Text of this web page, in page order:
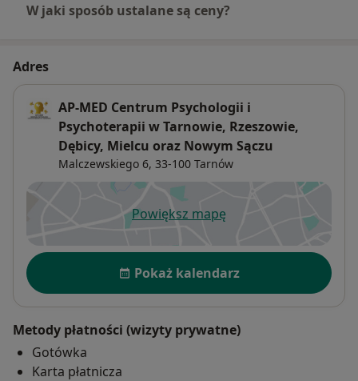
W jaki sposób ustalane są ceny?
Adres
AP-MED Centrum Psychologii i
Psychoterapii w Tarnowie, Rzeszowie,
Dębicy, Mielcu oraz Nowym Sączu
Malczewskiego 6, 33-100 Tarnów
Powiększ mapęotwiera się w nowej karcie
Dostępność
Pokaż kalendarz
Metody płatności (wizyty prywatne)
Gotówka
Karta płatnicza